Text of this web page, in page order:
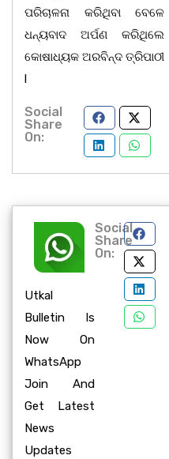
ପରିଚାଳନା କରିଥିବା ବେଳେ
ଧନ୍ୟବାଦ ଅର୍ପଣ କରିଥିଲେ
କୋଷାଧ୍ୟକ ଅରବିନ୍ଦ ତ୍ରିପାଠୀ
l
Social
Share
On:
Utkal
Bulletin Is
Now On
WhatsApp
Join And
Get Latest
News
Updates
Social
Share
On: